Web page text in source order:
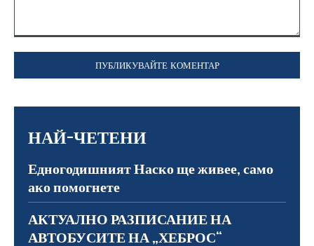
НАЙ-ЧЕТЕНИ
Едногодишният Наско ще живее, само
ако помогнете
АКТУАЛНО РАЗПИСАНИЕ НА
АВТОБУСИТЕ НА „ХЕБРОС“